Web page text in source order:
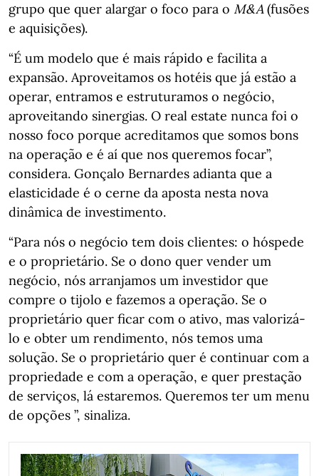
grupo que quer alargar o foco para o M&A(fusões
e aquisições).
“É um modelo que é mais rápido e facilita a
expansão. Aproveitamos os hotéis que já estão a
operar, entramos e estruturamos o negócio,
aproveitando sinergias. O real estate nunca foi o
nosso foco porque acreditamos que somos bons
na operação e é aí que nos queremos focar”,
considera. Gonçalo Bernardes adianta que a
elasticidade é o cerne da aposta nesta nova
dinâmica de investimento.
“Para nós o negócio tem dois clientes: o hóspede
e o proprietário. Se o dono quer vender um
negócio, nós arranjamos um investidor que
compre o tijolo e fazemos a operação. Se o
proprietário quer ficar com o ativo, mas valorizá-
lo e obter um rendimento, nós temos uma
solução. Se o proprietário quer é continuar com a
propriedade e com a operação, e quer prestação
de serviços, lá estaremos. Queremos ter um menu
de opções ”, sinaliza.